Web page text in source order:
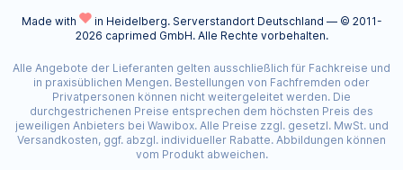
Made with in Heidelberg. Serverstandort Deutschland — © 2011-
2026 caprimed GmbH. Alle Rechte vorbehalten.
Alle Angebote der Lieferanten gelten ausschließlich für Fachkreise und
in praxisüblichen Mengen. Bestellungen von Fachfremden oder
Privatpersonen können nicht weitergeleitet werden. Die
durchgestrichenen Preise entsprechen dem höchsten Preis des
jeweiligen Anbieters bei Wawibox. Alle Preise zzgl. gesetzl. MwSt. und
Versandkosten, ggf. abzgl. individueller Rabatte. Abbildungen können
vom Produkt abweichen.